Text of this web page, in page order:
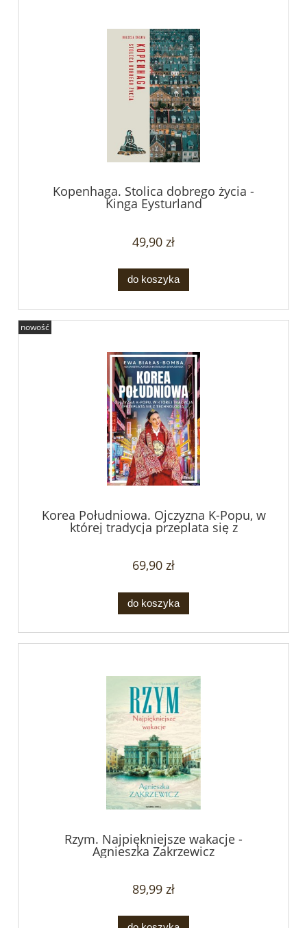
Kopenhaga. Stolica dobrego życia -
Kinga Eysturland
49,90 zł
do koszyka
Korea Południowa. Ojczyzna K-Popu, w
której tradycja przeplata się z
technologią - Ewa Białas - Bomba
69,90 zł
do koszyka
nowość
Rzym. Najpiękniejsze wakacje -
Agnieszka Zakrzewicz
89,99 zł